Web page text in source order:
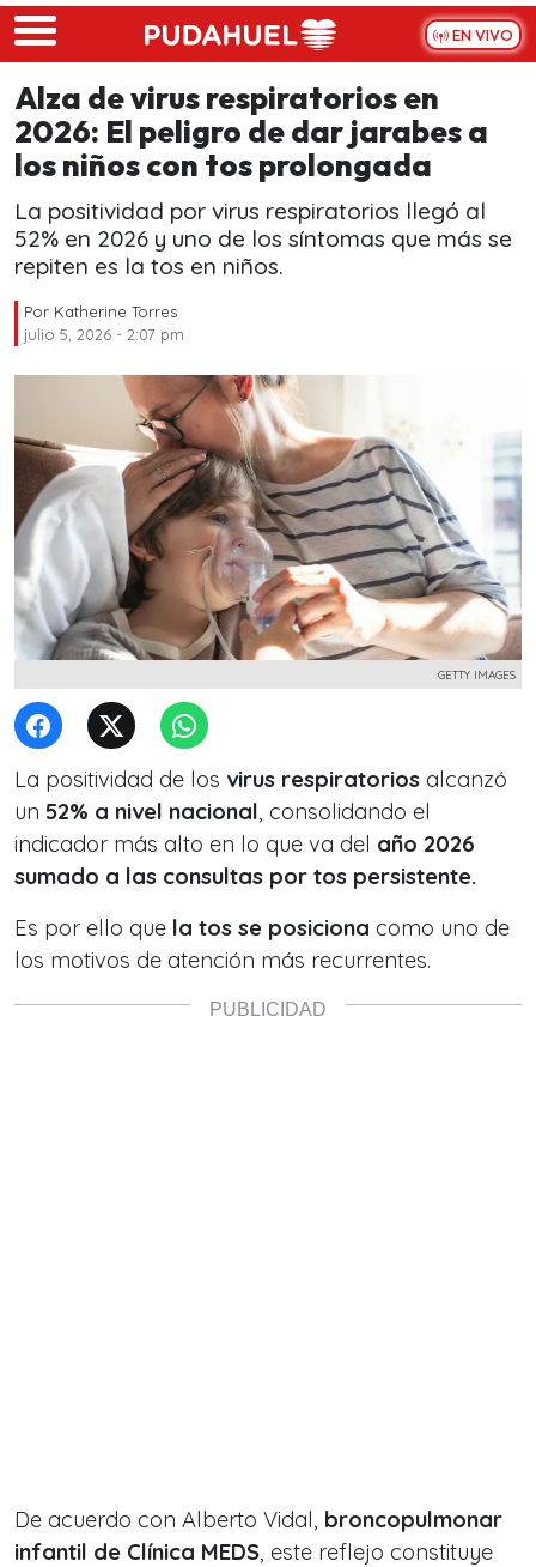
Skip to main content
EN VIVO
Alza de virus respiratorios en
2026: El peligro de dar jarabes a
los niños con tos prolongada
La positividad por virus respiratorios llegó al
52% en 2026 y uno de los síntomas que más se
repiten es la tos en niños.
Por Katherine Torres
julio 5, 2026 - 2:07 pm
GETTY IMAGES
La positividad de los virus respiratorios alcanzó
un 52% a nivel nacional, consolidando el
indicador más alto en lo que va del año 2026
sumado a las consultas por tos persistente.
Es por ello que la tos se posiciona como uno de
los motivos de atención más recurrentes.
De acuerdo con Alberto Vidal, broncopulmonar
infantil de Clínica MEDS, este reflejo constituye